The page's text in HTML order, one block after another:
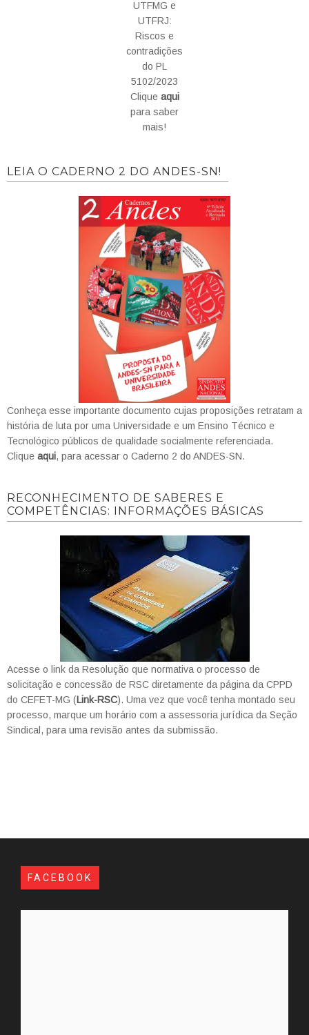
UTFMG e
UTFRJ:
Riscos e
contradições
do PL
5102/2023
Clique aqui
para saber
mais!
LEIA O CADERNO 2 DO ANDES-SN!
Conheça esse importante documento cujas proposições retratam a
história de luta por uma Universidade e um Ensino Técnico e
Tecnológico públicos de qualidade socialmente referenciada.
Clique aqui, para acessar o Caderno 2 do ANDES-SN.
RECONHECIMENTO DE SABERES E
COMPETÊNCIAS: INFORMAÇÕES BÁSICAS
Acesse o link da Resolução que normativa o processo de
solicitação e concessão de RSC diretamente da página da CPPD
do CEFET-MG (Link-RSC). Uma vez que você tenha montado seu
processo, marque um horário com a assessoria jurídica da Seção
Sindical, para uma revisão antes da submissão.
FACEBOOK